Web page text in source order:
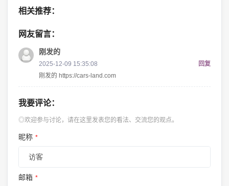
相关推荐：
网友留言：
刚发的
2025-12-09 15:35:08
回复
刚发的 https://cars-land.com
我要评论：
◎欢迎参与讨论，请在这里发表您的看法、交流您的观点。
昵称 *
邮箱 *